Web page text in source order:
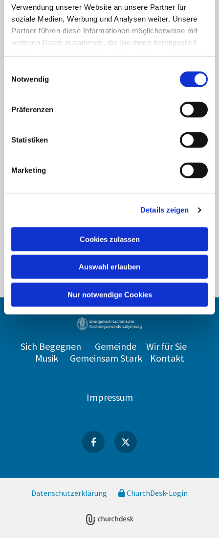
Verwendung unserer Website an unsere Partner für
soziale Medien, Werbung und Analysen weiter. Unsere
Partner führen diese Informationen möglicherweise mit
weiteren Daten zusammen, die Sie ihnen bereitgestellt
Notwendig
Präferenzen
Statistiken
Marketing
Details zeigen
Cookies zulassen
Auswahl erlauben
Nur notwendige Cookies
Der Chor besteht aus ca. 50 Sängerinnen und
Sängern jedes Alters und ist in allen
Stimmgruppen sehr gut besetzt. Der
ein. Zu den Aufführungen der letzten Jahre
Probe: Wöchentlichdienstags von 19.30 bis
im Gemeindehaus in der
Wehdenstraße.
Sich Begegnen Gemeinde
Wir für Sie
Musik
Gemeinsam Stark Kontakt
Impressum
Datenschutzerklärung ChurchDesk-Login